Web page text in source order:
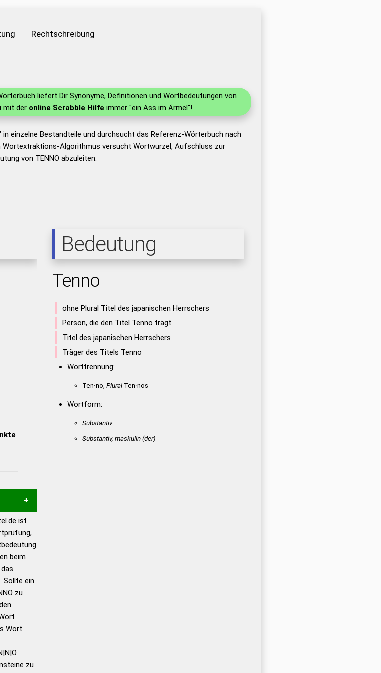
Rechtschreibung
liefert Dir Synonyme, Definitionen und Wortbedeutungen von
mit der online Scrabble Hilfe immer "ein Ass im Ärmel"!
einzelne Bestandteile und durchsucht das Referenz-Wörterbuch nach
Wortextraktions-Algorithmus versucht Wortwurzel, Aufschluss zur
von TENNO abzuleiten.
zu
um die
zu
12
ist
beim
Sollte ein
zu
Wort
zu
Bedeutung
Tenno
ohne Plural Titel des japanischen Herrschers
Person, die den Titel Tenno trägt
Titel des japanischen Herrschers
Träger des Titels Tenno
Worttrennung:
Ten·no, PluralTen·nos
Wortform:
Substantiv
Substantiv, maskulin(der)